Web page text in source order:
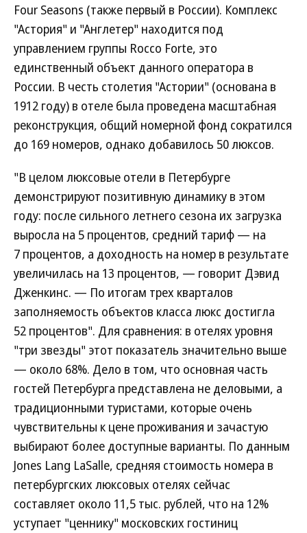
Four Seasons (также первый в России). Комплекс
"Астория" и "Англетер" находится под
управлением группы Rocco Forte, это
единственный объект данного оператора в
России. В честь столетия "Астории" (основана в
1912 году) в отеле была проведена масштабная
реконструкция, общий номерной фонд сократился
до 169 номеров, однако добавилось 50 люксов.
"В целом люксовые отели в Петербурге
демонстрируют позитивную динамику в этом
году: после сильного летнего сезона их загрузка
выросла на 5 процентов, средний тариф — на
7 процентов, а доходность на номер в результате
увеличилась на 13 процентов, — говорит Дэвид
Дженкинс. — По итогам трех кварталов
заполняемость объектов класса люкс достигла
52 процентов". Для сравнения: в отелях уровня
"три звезды" этот показатель значительно выше
— около 68%. Дело в том, что основная часть
гостей Петербурга представлена не деловыми, а
традиционными туристами, которые очень
чувствительны к цене проживания и зачастую
выбирают более доступные варианты. По данным
Jones Lang LaSalle, средняя стоимость номера в
петербургских люксовых отелях сейчас
составляет около 11,5 тыс. рублей, что на 12%
уступает "ценнику" московских гостиниц